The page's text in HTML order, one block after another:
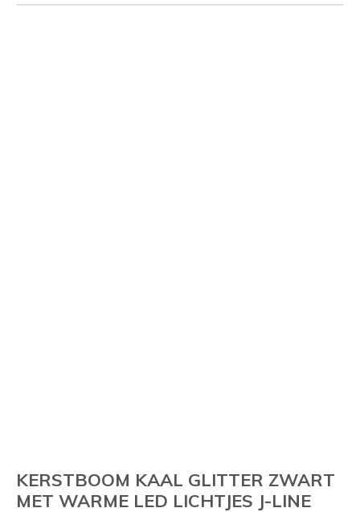
KERSTBOOM KAAL GLITTER ZWART
MET WARME LED LICHTJES J-LINE